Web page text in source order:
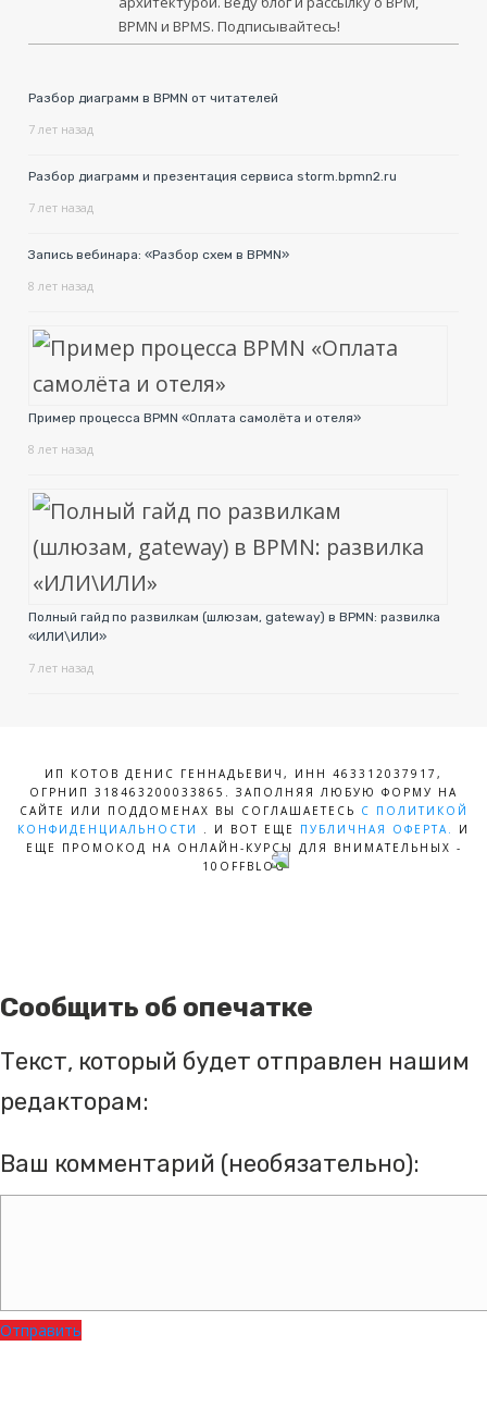
BPMN и BPMS. Подписывайтесь!
Разбор диаграмм в BPMN от читателей
7 лет назад
Разбор диаграмм и презентация сервиса storm.bpmn2.ru
7 лет назад
Запись вебинара: «Разбор схем в BPMN»
8 лет назад
Пример процесса BPMN «Оплата самолёта и отеля»
8 лет назад
Полный гайд по развилкам (шлюзам, gateway) в BPMN: развилка
«ИЛИ\ИЛИ»
7 лет назад
ИП КОТОВ ДЕНИС ГЕННАДЬЕВИЧ, ИНН 463312037917,
ОГРНИП 318463200033865. ЗАПОЛНЯЯ ЛЮБУЮ ФОРМУ НА
САЙТЕ ИЛИ ПОДДОМЕНАХ ВЫ СОГЛАШАЕТЕСЬ С ПОЛИТИКОЙ
КОНФИДЕНЦИАЛЬНОСТИ . И ВОТ ЕЩЕ ПУБЛИЧНАЯ ОФЕРТА.
И
ЕЩЕ ПРОМОКОД НА ОНЛАЙН-КУРСЫ ДЛЯ ВНИМАТЕЛЬНЫХ -
10OFFBLOG
Сообщить об опечатке
Текст, который будет отправлен нашим
редакторам:
Ваш комментарий (необязательно):
Отправить